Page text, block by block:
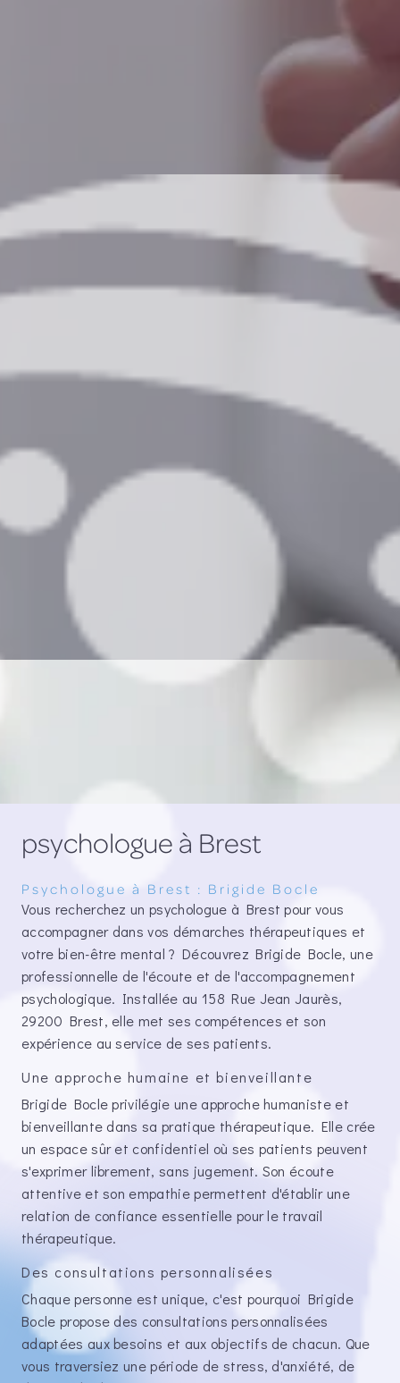
psychologue à Brest
Psychologue à Brest : Brigide Bocle
Vous recherchez un psychologue à Brest pour vous
accompagner dans vos démarches thérapeutiques et
votre bien-être mental ? Découvrez Brigide Bocle, une
professionnelle de l'écoute et de l'accompagnement
psychologique. Installée au 158 Rue Jean Jaurès,
29200 Brest, elle met ses compétences et son
expérience au service de ses patients.
Une approche humaine et bienveillante
Brigide Bocle privilégie une approche humaniste et
bienveillante dans sa pratique thérapeutique. Elle crée
un espace sûr et confidentiel où ses patients peuvent
s'exprimer librement, sans jugement. Son écoute
attentive et son empathie permettent d'établir une
relation de confiance essentielle pour le travail
thérapeutique.
Des consultations personnalisées
Chaque personne est unique, c'est pourquoi Brigide
Bocle propose des consultations personnalisées
adaptées aux besoins et aux objectifs de chacun. Que
vous traversiez une période de stress, d'anxiété, de